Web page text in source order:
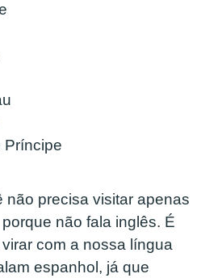
Príncipe
não precisa visitar apenas
não fala inglês. É
com a nossa língua
espanhol, já que